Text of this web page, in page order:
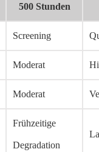
500 Stunden
Screening
Moderat
Moderat
Frühzeitige
Degradation